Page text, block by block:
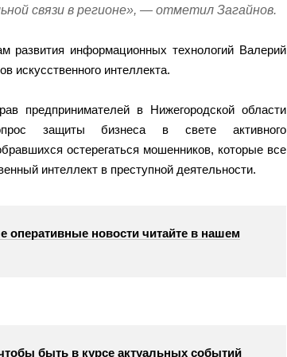
связи в регионе», — отметил Загайнов.
развития информационных технологий Валерий
искусственного интеллекта.
предпринимателей в Нижегородской области
защиты бизнеса в свете активного
остерегаться мошенников, которые все
интеллект в преступной деятельности.
оперативные новости читайте в нашем
быть в курсе актуальных событий